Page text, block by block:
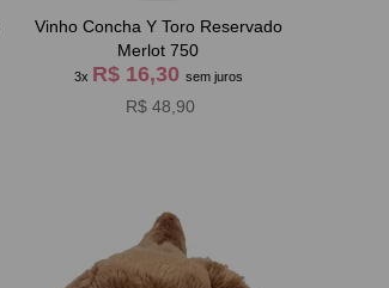
Vinho Concha Y Toro Reservado
Merlot 750
3x R$ 16,30 sem juros
R$ 48,90